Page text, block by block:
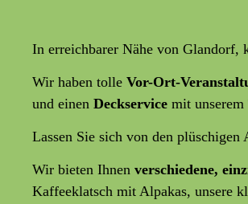
In erreichbarer Nähe von Glandorf,
Wir haben tolle Vor-Ort-
und einen Deckservice mit unserem
Lassen Sie sich von den plüschigen
Wir bieten Ihnen verschiedene,
Kaffeeklatsch mit Alpakas, unsere